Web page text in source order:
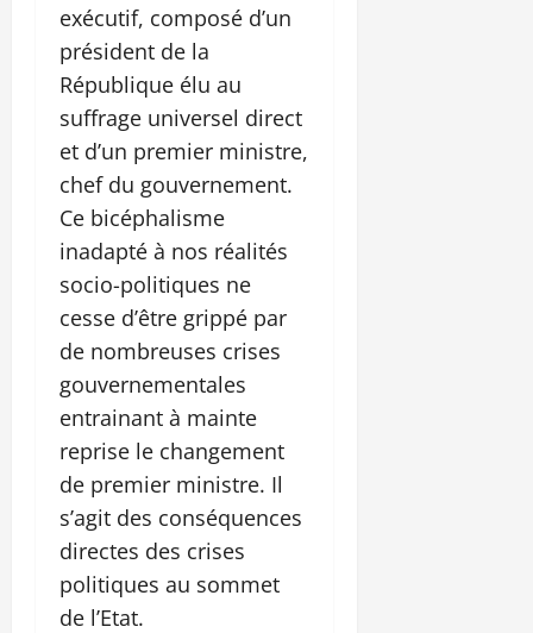
exécutif, composé d’un
président de la
République élu au
suffrage universel direct
et d’un premier ministre,
chef du gouvernement.
Ce bicéphalisme
inadapté à nos réalités
socio-politiques ne
cesse d’être grippé par
de nombreuses crises
gouvernementales
entrainant à mainte
reprise le changement
de premier ministre. Il
s’agit des conséquences
directes des crises
politiques au sommet
de l’Etat.